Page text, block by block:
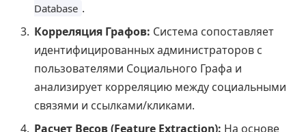
Database .
Корреляция Графов: Система сопоставляет
идентифицированных администраторов с
пользователями Социального Графа и
анализирует корреляцию между социальными
связями и ссылками/кликами.
Расчет Весов (Feature Extraction): На основе